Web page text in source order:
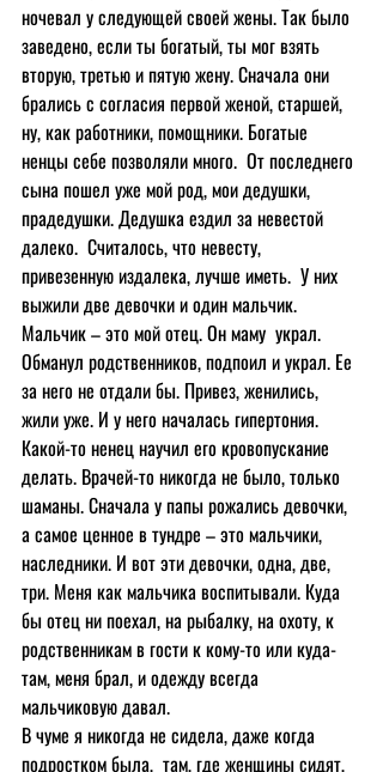
ночевал у следующей своей жены. Так было
заведено, если ты богатый, ты мог взять
вторую, третью и пятую жену. Сначала они
брались с согласия первой женой, старшей,
ну, как работники, помощники. Богатые
ненцы себе позволяли много.  От последнего
сына пошел уже мой род, мои дедушки,
прадедушки. Дедушка ездил за невестой
далеко.  Считалось, что невесту,
привезенную издалека, лучше иметь.  У них
выжили две девочки и один мальчик.
Мальчик – это мой отец. Он маму  украл.
Обманул родственников, подпоил и украл. Ее
за него не отдали бы. Привез, женились,
жили уже. И у него началась гипертония.
Какой-то ненец научил его кровопускание
делать. Врачей-то никогда не было, только
шаманы. Сначала у папы рожались девочки,
а самое ценное в тундре – это мальчики,
наследники. И вот эти девочки, одна, две,
три. Меня как мальчика воспитывали. Куда
бы отец ни поехал, на рыбалку, на охоту, к
родственникам в гости к кому-то или куда-
там, меня брал, и одежду всегда
мальчиковую давал.
В чуме я никогда не сидела, даже когда
подростком была,  там, где женщины сидят,